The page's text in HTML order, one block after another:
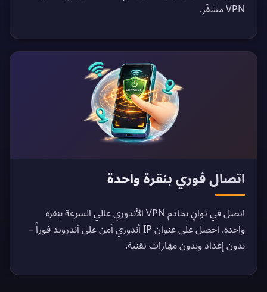
VPN مشفّر.
اتصال فوري بنقرة واحدة
اتصل في ثوانٍ بخادم VPN الأندوري عالي السرعة بنقرة
واحدة. احصل على عنوان IP أندوري آمن على أندرويد فوراً –
بدون إعداد وبدون مهارات تقنية.